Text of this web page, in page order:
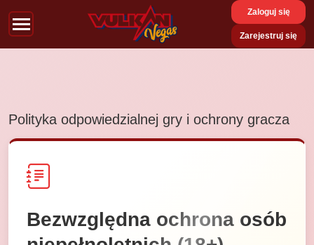
Zaloguj się
Zarejestruj się
Polityka odpowiedzialnej gry i ochrony gracza
Bezwzględna ochrona osób